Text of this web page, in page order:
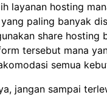
layanan hosting
paling banyak
share hosting
tersebut mana
semua
jangan sampai